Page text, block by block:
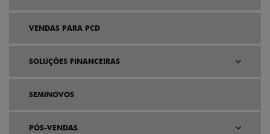
VENDAS PARA PCD
SOLUÇÕES FINANCEIRAS
SEMINOVOS
PÓS-VENDAS